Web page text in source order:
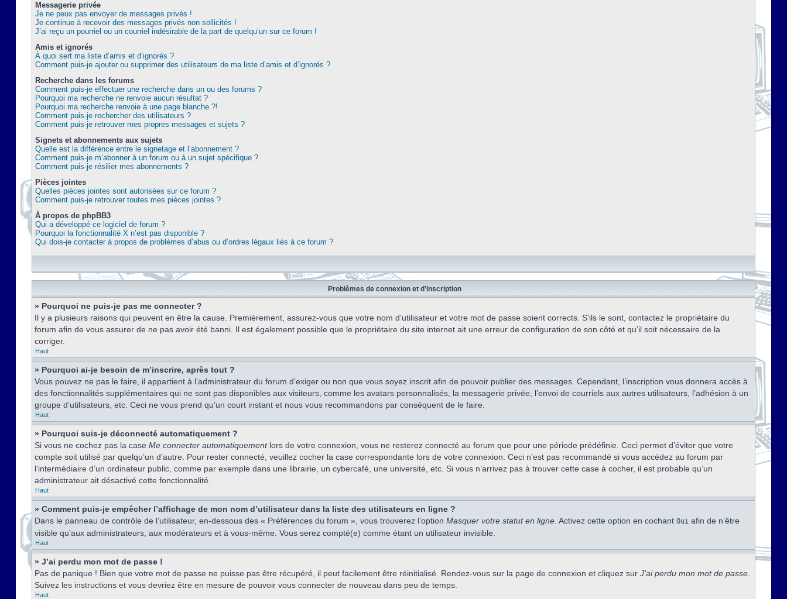
Messagerie privée
Je ne peux pas envoyer de messages privés !
Je continue à recevoir des messages privés non sollicités !
J’ai reçu un pourriel ou un courriel indésirable de la part de quelqu’un sur ce forum !
Amis et ignorés
À quoi sert ma liste d’amis et d’ignorés ?
Comment puis-je ajouter ou supprimer des utilisateurs de ma liste d’amis et d’ignorés ?
Recherche dans les forums
Comment puis-je effectuer une recherche dans un ou des forums ?
Pourquoi ma recherche ne renvoie aucun résultat ?
Pourquoi ma recherche renvoie à une page blanche ?!
Comment puis-je rechercher des utilisateurs ?
Comment puis-je retrouver mes propres messages et sujets ?
Signets et abonnements aux sujets
Quelle est la différence entre le signetage et l’abonnement ?
Comment puis-je m’abonner à un forum ou à un sujet spécifique ?
Comment puis-je résilier mes abonnements ?
Pièces jointes
Quelles pièces jointes sont autorisées sur ce forum ?
Comment puis-je retrouver toutes mes pièces jointes ?
À propos de phpBB3
Qui a développé ce logiciel de forum ?
Pourquoi la fonctionnalité X n’est pas disponible ?
Qui dois-je contacter à propos de problèmes d’abus ou d’ordres légaux liés à ce forum ?
Problèmes de connexion et d’inscription
» Pourquoi ne puis-je pas me connecter ?
Il y a plusieurs raisons qui peuvent en être la cause. Premièrement, assurez-vous que votre nom d’utilisateur et votre mot de passe soient corrects. S’ils le sont, contactez le propriétaire du
forum afin de vous assurer de ne pas avoir été banni. Il est également possible que le propriétaire du site internet ait une erreur de configuration de son côté et qu’il soit nécessaire de la
corriger.
Haut
» Pourquoi ai-je besoin de m’inscrire, après tout ?
Vous pouvez ne pas le faire, il appartient à l’administrateur du forum d’exiger ou non que vous soyez inscrit afin de pouvoir publier des messages. Cependant, l’inscription vous donnera accès à
des fonctionnalités supplémentaires qui ne sont pas disponibles aux visiteurs, comme les avatars personnalisés, la messagerie privée, l’envoi de courriels aux autres utilisateurs, l’adhésion à un
groupe d’utilisateurs, etc. Ceci ne vous prend qu’un court instant et nous vous recommandons par conséquent de le faire.
Haut
» Pourquoi suis-je déconnecté automatiquement ?
Si vous ne cochez pas la case Me connecter automatiquementlors de votre connexion, vous ne resterez connecté au forum que pour une période prédéfinie. Ceci permet d’éviter que votre
compte soit utilisé par quelqu’un d’autre. Pour rester connecté, veuillez cocher la case correspondante lors de votre connexion. Ceci n’est pas recommandé si vous accédez au forum par
l’intermédiaire d’un ordinateur public, comme par exemple dans une librairie, un cybercafé, une université, etc. Si vous n’arrivez pas à trouver cette case à cocher, il est probable qu’un
administrateur ait désactivé cette fonctionnalité.
Haut
» Comment puis-je empêcher l’affichage de mon nom d’utilisateur dans la liste des utilisateurs en ligne ?
Dans le panneau de contrôle de l’utilisateur, en-dessous des « Préférences du forum », vous trouverez l’option Masquer votre statut en ligne . Activez cette option en cochant Oui afin de n’être
visible qu’aux administrateurs, aux modérateurs et à vous-même. Vous serez compté(e) comme étant un utilisateur invisible.
Haut
» J’ai perdu mon mot de passe !
Pas de panique ! Bien que votre mot de passe ne puisse pas être récupéré, il peut facilement être réinitialisé. Rendez-vous sur la page de connexion et cliquez sur J’ai perdu mon mot de passe
Suivez les instructions et vous devriez être en mesure de pouvoir vous connecter de nouveau dans peu de temps.
Haut